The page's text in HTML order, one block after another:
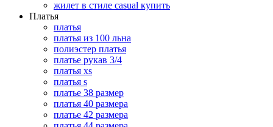
жилет в стиле casual купить
Платья
платья
платья из 100 льна
полиэстер платья
платье рукав 3/4
платья xs
платья s
платье 38 размер
платья 40 размера
платье 42 размера